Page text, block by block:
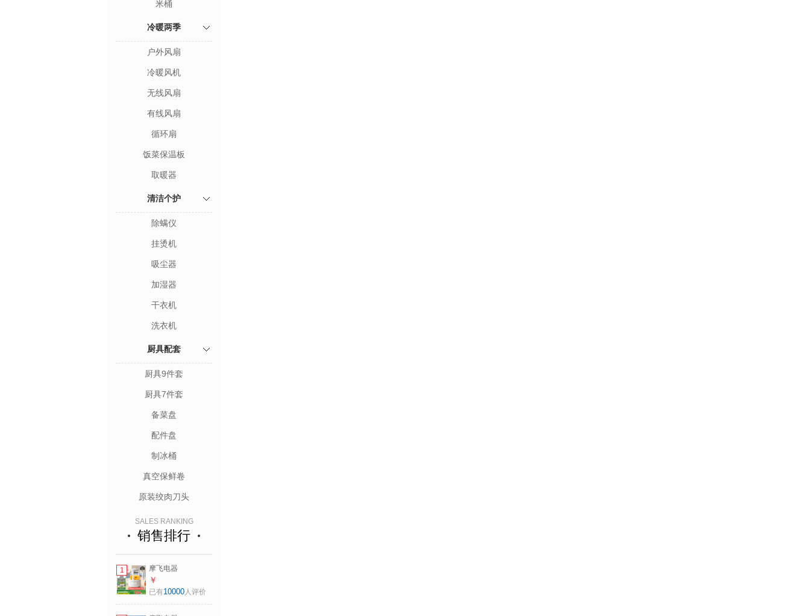
米桶
冷暖两季
户外风扇
冷暖风机
无线风扇
有线风扇
循环扇
饭菜保温板
取暖器
清洁个护
除螨仪
挂烫机
吸尘器
加湿器
干衣机
洗衣机
厨具配套
厨具9件套
厨具7件套
备菜盘
配件盘
制冰桶
真空保鲜卷
原装绞肉刀头
SALES RANKING
销售排行
1
摩飞电器
（Morphyrichards）
全玻璃养生壶恒温
￥
已有10000人评价